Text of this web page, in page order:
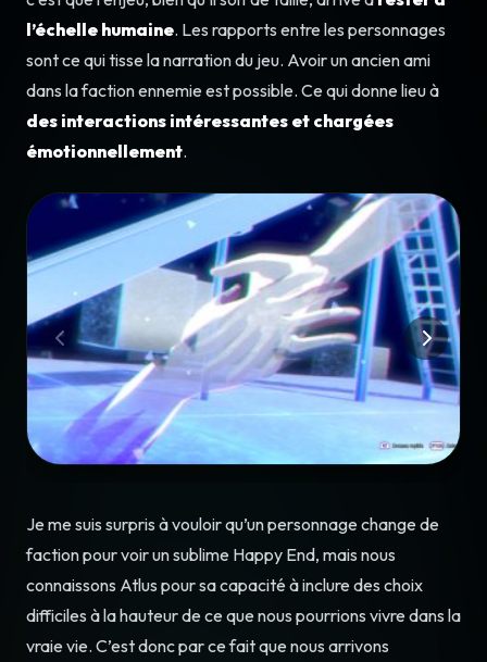
l’échelle humaine. Les rapports entre les personnages
sont ce qui tisse la narration du jeu. Avoir un ancien ami
dans la faction ennemie est possible. Ce qui donne lieu à
des interactions intéressantes et chargées
émotionnellement.
Je me suis surpris à vouloir qu’un personnage change de
faction pour voir un sublime Happy End, mais nous
connaissons Atlus pour sa capacité à inclure des choix
difficiles à la hauteur de ce que nous pourrions vivre dans la
vraie vie. C’est donc par ce fait que nous arrivons